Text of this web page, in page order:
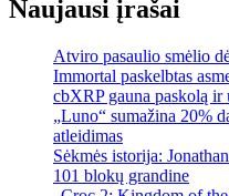
Naujausi įrašai
Atviro pasaulio smėlio
Immortal paskelbtas
cbXRP gauna paskolą ir
„Luno“ sumažina 20%
atleidimas
Sėkmės istorija:
101 blokų grandine